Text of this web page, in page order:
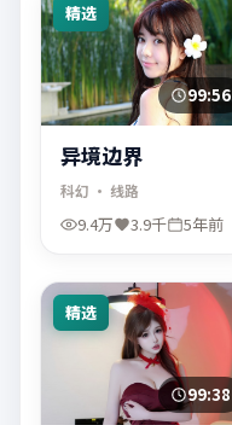
精选
99:56
异境边界
科幻 · 线路
9.4万 3.9千 5年前
精选
99:38